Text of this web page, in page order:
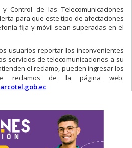
Control de las Telecomunicaciones
para que este tipo de afectaciones
fija y móvil sean superadas en el
usuarios reportar los inconvenientes
servicios de telecomunicaciones a su
el reclamo, pueden ingresar los
reclamos de la página web: